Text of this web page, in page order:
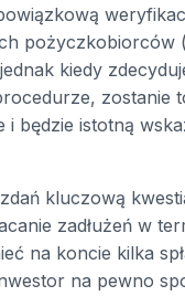
pożyczkobiorców
kiedy
zostanie
i będzie istotną
kluczową
zadłużeń w
na koncie kilka
na pewno